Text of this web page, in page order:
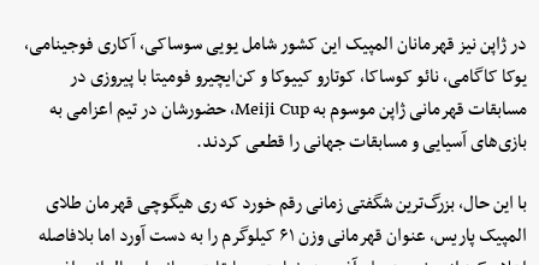
در ژاپن نیز قهرمانان المپیک این کشور شامل یویی سوساکی، آکاری فوجینامی،
یوکا کاگامی، نائو کوساکا، کوتارو کییوکا و کن‌ایچیرو فومیتا با پیروزی در
مسابقات قهرمانی ژاپن موسوم به Meiji Cup، حضورشان در تیم اعزامی به
بازی‌های آسیایی و مسابقات جهانی را قطعی کردند.
با این حال، بزرگ‌ترین شگفتی زمانی رقم خورد که ری هیگوچی قهرمان طلای
المپیک پاریس، عنوان قهرمانی وزن ۶۱ کیلوگرم را به دست آورد اما بلافاصله